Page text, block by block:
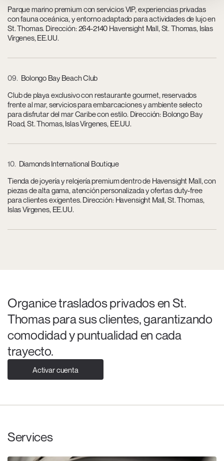
Parque marino premium con servicios VIP, experiencias privadas
con fauna oceánica, y entorno adaptado para actividades de lujo en
St. Thomas. Dirección: 264-2140 Havensight Mall, St. Thomas, Islas
Vírgenes, EE.UU.
09
Bolongo Bay Beach Club
Club de playa exclusivo con restaurante gourmet, reservados
frente al mar, servicios para embarcaciones y ambiente selecto
para disfrutar del mar Caribe con estilo. Dirección: Bolongo Bay
Road, St. Thomas, Islas Vírgenes, EE.UU.
10 Diamonds International Boutique
Tienda de joyería y relojería premium dentro de Havensight Mall, con
piezas de alta gama, atención personalizada y ofertas duty-free
para clientes exigentes. Dirección: Havensight Mall, St. Thomas,
Islas Vírgenes, EE.UU.
Organice traslados privados en St.
Thomas para sus clientes, garantizando
comodidad y puntualidad en cada
trayecto.
Activar cuenta
Services